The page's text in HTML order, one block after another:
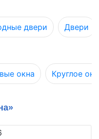
двери Двери
окна Круглое